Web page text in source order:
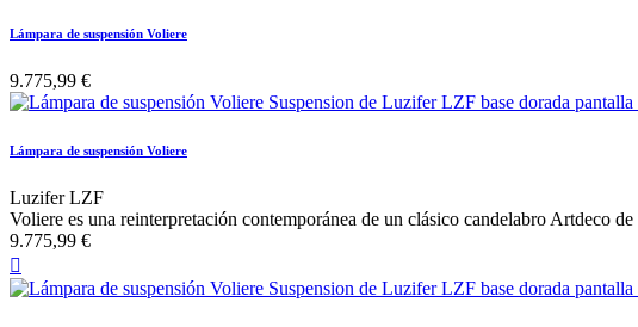
Lámpara de suspensión Voliere
9.775,99 €
Lámpara de suspensión Voliere
Luzifer LZF
Voliere es una reinterpretación contemporánea de un clásico candelabro Artdeco
9.775,99 €
